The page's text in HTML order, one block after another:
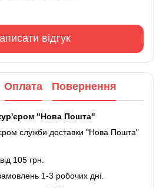
відгук
Оплата Повернення
"Нова Пошта"
служби доставки "Нова Пошта"
105 грн.
1-3 робочих дні.